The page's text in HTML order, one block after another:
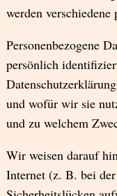
werden verschiedene
Personenbezogene
persönlich
und wofür wir sie
und zu welchem
Wir weisen darauf
Internet (z. B. bei